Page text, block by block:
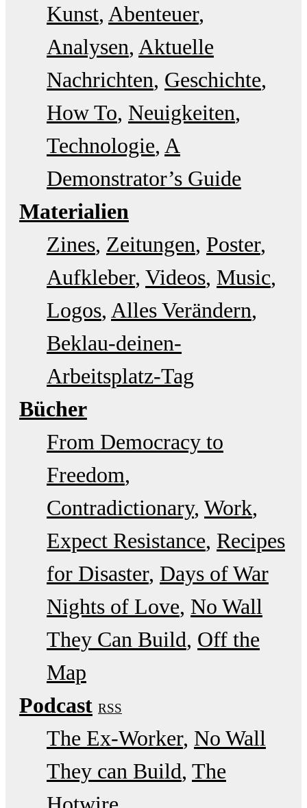
Kunst Abenteuer
Analysen Aktuelle
Nachrichten Geschichte
How To Neuigkeiten
Technologie A
Demonstrator’s Guide
Materialien
Zines Zeitungen Poster
Aufkleber Videos Music
Logos Alles Verändern
Beklau-deinen-
Arbeitsplatz-Tag
Bücher
From Democracy to
Freedom
Contradictionary Work
Expect Resistance Recipes
for Disaster Days of War
Nights of Love No Wall
They Can Build Off the
Map
Podcast RSS
The Ex-Worker No Wall
They can Build The